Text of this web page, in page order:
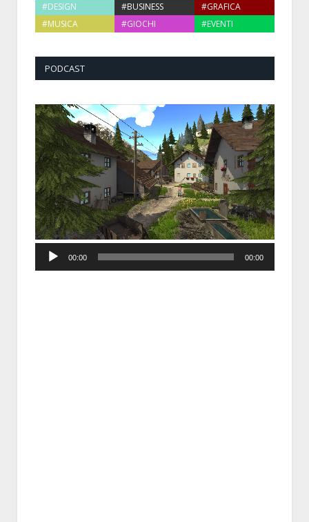
#DESIGN
#BUSINESS
#GRAFICA
#MUSICA
#GIOCHI #EVENTI
PODCAST
Player
00:00 00:00